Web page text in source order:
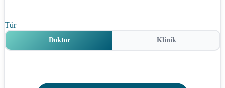
Tür
Doktor Klinik